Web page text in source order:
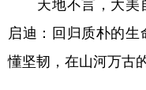
启迪：回归质朴的
懂坚韧，在山河万古